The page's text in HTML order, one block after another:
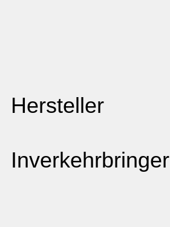
Hersteller
Inverkehrbringer